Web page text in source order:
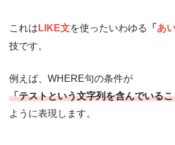
これは LIKE文を使ったいわゆる 「 あ
技です。
例えば、WHERE句の条件が
「テストという文字列を含んでいる
ように表現します。